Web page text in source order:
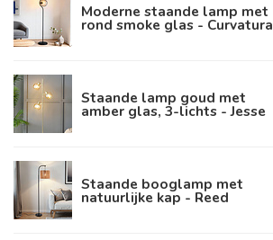
Moderne staande lamp met
rond smoke glas - Curvatura
Staande lamp goud met
amber glas, 3-lichts - Jesse
Staande booglamp met
natuurlijke kap - Reed